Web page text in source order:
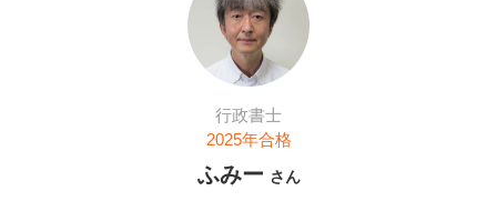
行政書士
2025年合格
ふみー さん